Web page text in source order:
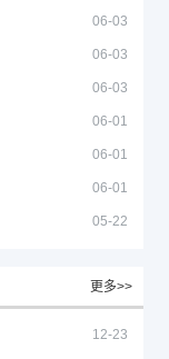
06-03
06-03
06-03
06-01
06-01
06-01
05-22
更多>>
12-23